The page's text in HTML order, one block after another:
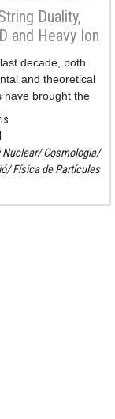
Duality,
and Heavy Ion
decade, both
and theoretical
have brought the
coupling
in the analysis of
QCD matter and
collisions to the
Cosmologia
Física de Partícules